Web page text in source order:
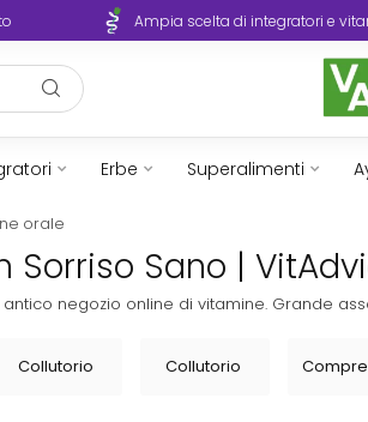
e il nostro supporto Ampia
Erbe Superalimenti
orale
Sorriso Sano |
negozio online di vitamine. Grande
Collutorio Collutorio